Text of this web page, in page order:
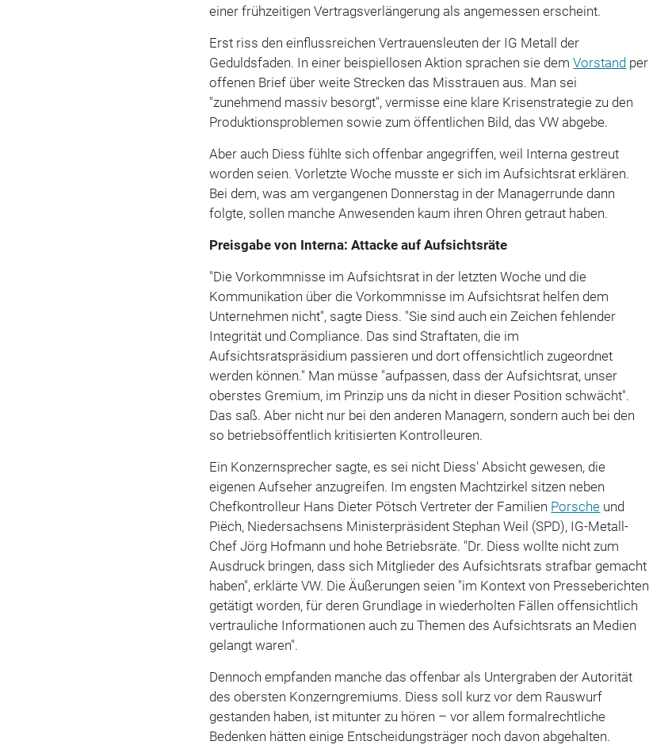
einer frühzeitigen Vertragsverlängerung als angemessen erscheint.
Erst riss den einflussreichen Vertrauensleuten der IG Metall der
Geduldsfaden. In einer beispiellosen Aktion sprachen sie demVorstand per
offenen Brief über weite Strecken das Misstrauen aus. Man sei
"zunehmend massiv besorgt", vermisse eine klare Krisenstrategie zu den
Produktionsproblemen sowie zum öffentlichen Bild, das VW abgebe.
Aber auch Diess fühlte sich offenbar angegriffen, weil Interna gestreut
worden seien. Vorletzte Woche musste er sich im Aufsichtsrat erklären.
Bei dem, was am vergangenen Donnerstag in der Managerrunde dann
folgte, sollen manche Anwesenden kaum ihren Ohren getraut haben.
Preisgabe von Interna: Attacke auf Aufsichtsräte
"Die Vorkommnisse im Aufsichtsrat in der letzten Woche und die
Kommunikation über die Vorkommnisse im Aufsichtsrat helfen dem
Unternehmen nicht", sagte Diess. "Sie sind auch ein Zeichen fehlender
Integrität und Compliance. Das sind Straftaten, die im
Aufsichtsratspräsidium passieren und dort offensichtlich zugeordnet
werden können." Man müsse "aufpassen, dass der Aufsichtsrat, unser
oberstes Gremium, im Prinzip uns da nicht in dieser Position schwächt".
Das saß. Aber nicht nur bei den anderen Managern, sondern auch bei den
so betriebsöffentlich kritisierten Kontrolleuren.
Ein Konzernsprecher sagte, es sei nicht Diess' Absicht gewesen, die
eigenen Aufseher anzugreifen. Im engsten Machtzirkel sitzen neben
Chefkontrolleur Hans Dieter Pötsch Vertreter der Familien Porsche und
Piëch, Niedersachsens Ministerpräsident Stephan Weil (SPD), IG-Metall-
Chef Jörg Hofmann und hohe Betriebsräte. "Dr. Diess wollte nicht zum
Ausdruck bringen, dass sich Mitglieder des Aufsichtsrats strafbar gemacht
haben", erklärte VW. Die Äußerungen seien "im Kontext von Presseberichten
getätigt worden, für deren Grundlage in wiederholten Fällen offensichtlich
vertrauliche Informationen auch zu Themen des Aufsichtsrats an Medien
gelangt waren".
Dennoch empfanden manche das offenbar als Untergraben der Autorität
des obersten Konzerngremiums. Diess soll kurz vor dem Rauswurf
gestanden haben, ist mitunter zu hören – vor allem formalrechtliche
Bedenken hätten einige Entscheidungsträger noch davon abgehalten.